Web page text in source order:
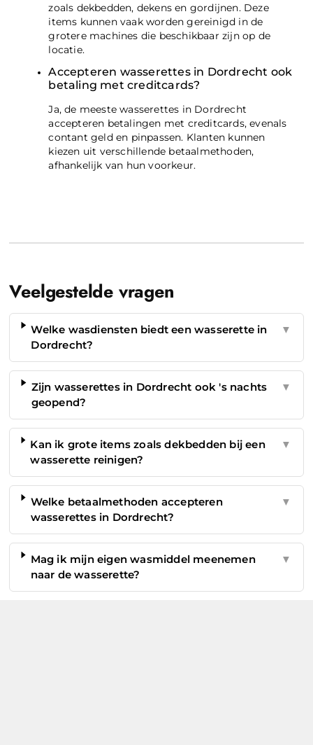
zoals dekbedden, dekens en gordijnen. Deze
items kunnen vaak worden gereinigd in de
grotere machines die beschikbaar zijn op de
locatie.
Accepteren wasserettes in Dordrecht ook
betaling met creditcards?
Ja, de meeste wasserettes in Dordrecht
accepteren betalingen met creditcards, evenals
contant geld en pinpassen. Klanten kunnen
kiezen uit verschillende betaalmethoden,
afhankelijk van hun voorkeur.
Veelgestelde vragen
Welke wasdiensten biedt een wasserette in
Dordrecht?
▼
Zijn wasserettes in Dordrecht ook 's nachts
geopend?
▼
Kan ik grote items zoals dekbedden bij een
wasserette reinigen?
▼
Welke betaalmethoden accepteren
wasserettes in Dordrecht?
▼
Mag ik mijn eigen wasmiddel meenemen
naar de wasserette?
▼